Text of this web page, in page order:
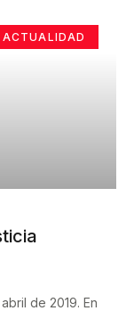
ACTUALIDAD
de 2019. En